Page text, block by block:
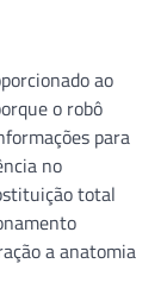
ao
o robô
para
no
total
a anatomia